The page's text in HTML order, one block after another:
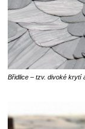
Břidlice – tzv. divoké krytí